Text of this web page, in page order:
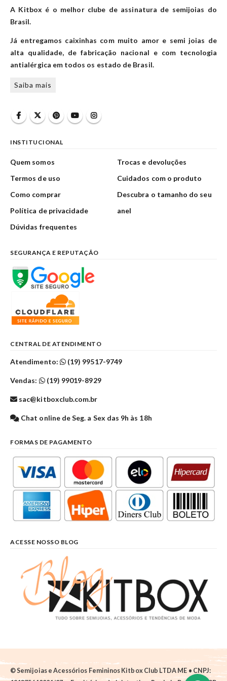
A Kitbox é o melhor clube de assinatura de semijoias do
Brasil.
Já entregamos caixinhas com muito amor e semi joias de
alta qualidade, de fabricação nacional e com tecnologia
antialérgica em todos os estado de Brasil.
Saiba mais
INSTITUCIONAL
Quem somos
Termos de uso
Como comprar
Política de privacidade
Dúvidas frequentes
Trocas e devoluções
Cuidados com o produto
Descubra o tamanho do seu
anel
SEGURANÇA E REPUTAÇÃO
CENTRAL DE ATENDIMENTO
Atendimento: (19) 99517-9749
Vendas: (19) 99019-8929
sac@kitboxclub.com.br
Chat online de Seg. a Sex das 9h às 18h
FORMAS DE PAGAMENTO
ACESSE NOSSO BLOG
© Semijoias e Acessórios Femininos Kitbox Club LTDA ME • CNPJ: